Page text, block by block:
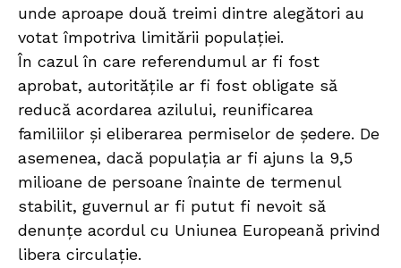
unde aproape două treimi dintre alegători au
votat împotriva limitării populației.
În cazul în care referendumul ar fi fost
aprobat, autoritățile ar fi fost obligate să
reducă acordarea azilului, reunificarea
familiilor și eliberarea permiselor de ședere. De
asemenea, dacă populația ar fi ajuns la 9,5
milioane de persoane înainte de termenul
stabilit, guvernul ar fi putut fi nevoit să
denunțe acordul cu Uniunea Europeană privind
libera circulație.